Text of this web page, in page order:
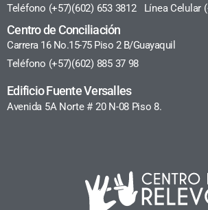
Teléfono (+57)(602) 653 3812 Línea Celular
Centro de Conciliación
Carrera 16 No.15-75 Piso 2 B/Guayaquil
Teléfono (+57)(602) 885 37 98
Edificio Fuente Versalles
Avenida 5A Norte # 20 N-08 Piso 8.